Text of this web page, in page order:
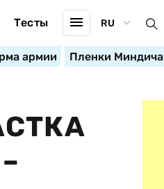
Тесты RU
армии Пленки Миндича